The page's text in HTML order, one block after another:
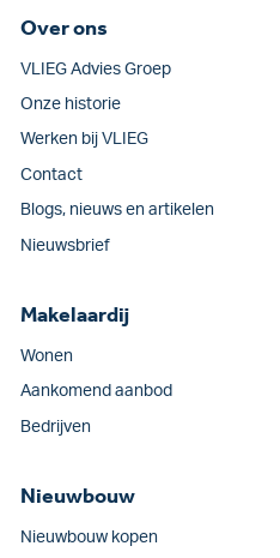
Over ons
VLIEG Advies Groep
Onze historie
Werken bij VLIEG
Contact
Blogs, nieuws en artikelen
Nieuwsbrief
Makelaardij
Wonen
Aankomend aanbod
Bedrijven
Nieuwbouw
Nieuwbouw kopen